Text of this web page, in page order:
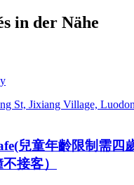
in der Nähe
St, Jixiang Village,
兒童年齡限制需四
接客）